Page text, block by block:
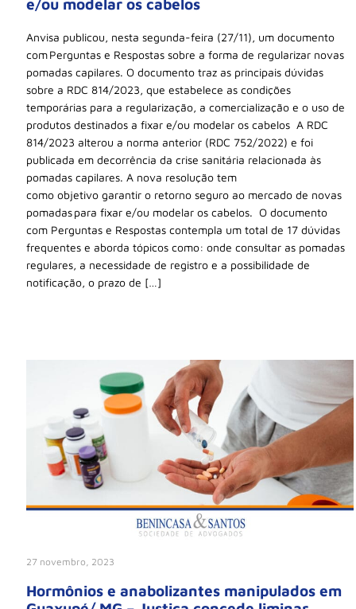
e/ou modelar os cabelos
Anvisa publicou, nesta segunda-feira (27/11), um documento
com Perguntas e Respostas sobre a forma de regularizar novas
pomadas capilares. O documento traz as principais dúvidas
sobre a RDC 814/2023, que estabelece as condições
temporárias para a regularização, a comercialização e o uso de
produtos destinados a fixar e/ou modelar os cabelos A RDC
814/2023 alterou a norma anterior (RDC 752/2022) e foi
publicada em decorrência da crise sanitária relacionada às
pomadas capilares. A nova resolução tem
como objetivo garantir o retorno seguro ao mercado de novas
pomadas para fixar e/ou modelar os cabelos. O documento
com Perguntas e Respostas contempla um total de 17 dúvidas
frequentes e aborda tópicos como: onde consultar as pomadas
regulares, a necessidade de registro e a possibilidade de
notificação, o prazo de […]
27 novembro, 2023
Hormônios e anabolizantes manipulados em